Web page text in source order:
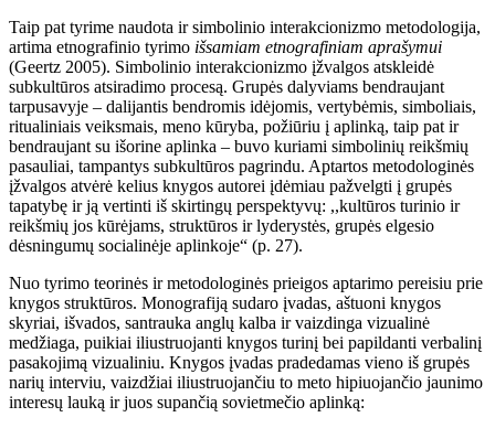
Taip pat tyrime naudota ir simbolinio interakcionizmo metodologija,
artima etnografinio tyrimo išsamiam etnografiniam aprašymui
(Geertz 2005). Simbolinio interakcionizmo įžvalgos atskleidė
subkultūros atsiradimo procesą. Grupės dalyviams bendraujant
tarpusavyje – dalijantis bendromis idėjomis, vertybėmis, simboliais,
ritualiniais veiksmais, meno kūryba, požiūriu į aplinką, taip pat ir
bendraujant su išorine aplinka – buvo kuriami simbolinių reikšmių
pasauliai, tampantys subkultūros pagrindu. Aptartos metodologinės
įžvalgos atvėrė kelius knygos autorei įdėmiau pažvelgti į grupės
tapatybę ir ją vertinti iš skirtingų perspektyvų: ,,kultūros turinio ir
reikšmių jos kūrėjams, struktūros ir lyderystės, grupės elgesio
dėsningumų socialinėje aplinkoje“ (p. 27).
Nuo tyrimo teorinės ir metodologinės prieigos aptarimo pereisiu prie
knygos struktūros. Monografiją sudaro įvadas, aštuoni knygos
skyriai, išvados, santrauka anglų kalba ir vaizdinga vizualinė
medžiaga, puikiai iliustruojanti knygos turinį bei papildanti verbalinį
pasakojimą vizualiniu. Knygos įvadas pradedamas vieno iš grupės
narių interviu, vaizdžiai iliustruojančiu to meto hipiuojančio jaunimo
interesų lauką ir juos supančią sovietmečio aplinką: